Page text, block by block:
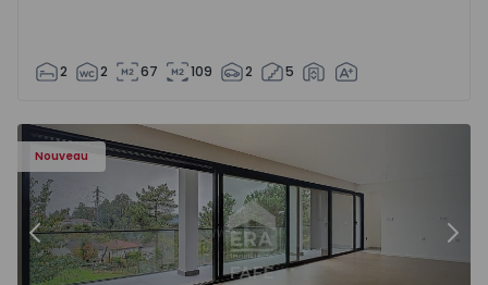
2 2 67 109 2 5
Nouveau
Précédent